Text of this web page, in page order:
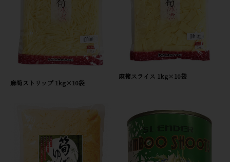
麻筍ストリップ 1kg×10袋
麻筍スライス 1kg×10袋